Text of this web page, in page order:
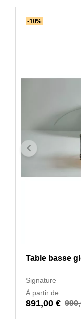
-10%
Table basse
Signature
À partir de
891,00 €